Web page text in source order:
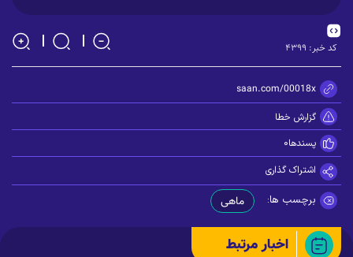
کد خبر: ۴۳۹۹
https://zisaan.com/00018x
گزارش خطا
پسندها0
اشتراک گذاری
برچسب ها: ماهی
اخبار مرتبط